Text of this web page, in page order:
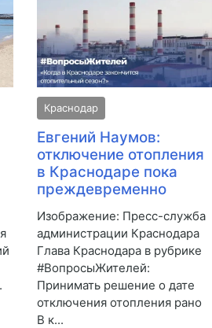
Краснодар
Евгений Наумов:
отключение отопления
в Краснодаре пока
преждевременно
Изображение: Пресс-служба
администрации Краснодара
Глава Краснодара в рубрике
#ВопросыЖителей:
Принимать решение о дате
отключения отопления рано
В к...